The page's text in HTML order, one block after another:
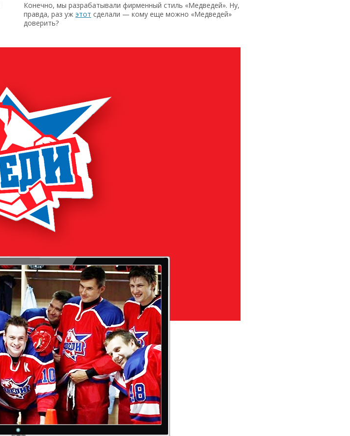
Конечно, мы разрабатывали фирменный стиль «Медведей». Ну,
правда, раз уж этот сделали — кому еще можно «Медведей»
доверить?